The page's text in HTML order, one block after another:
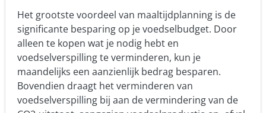
Het grootste voordeel van maaltijdplanning is de
significante besparing op je voedselbudget. Door
alleen te kopen wat je nodig hebt en
voedselverspilling te verminderen, kun je
maandelijks een aanzienlijk bedrag besparen.
Bovendien draagt het verminderen van
voedselverspilling bij aan de vermindering van de